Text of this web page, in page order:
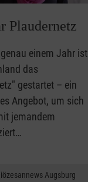
Plaudernetz
einem Jahr ist
das
gestartet – ein
Angebot, um sich
jemandem
Augsburg